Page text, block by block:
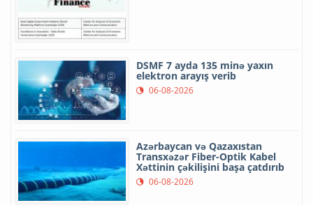
DSMF 7 ayda 135 minə yaxın
elektron arayış verib
06-08-2026
Azərbaycan və Qazaxıstan
Transxəzər Fiber-Optik Kabel
Xəttinin çəkilişini başa çatdırıb
06-08-2026